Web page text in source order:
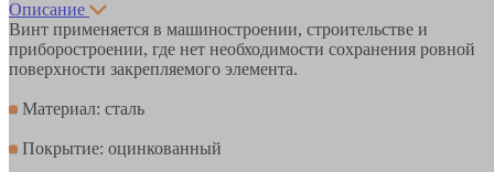
Описание
Винт применяется в машиностроении, строительстве и
приборостроении, где нет необходимости сохранения ровной
поверхности закрепляемого элемента.
Материал: сталь
Покрытие: оцинкованный